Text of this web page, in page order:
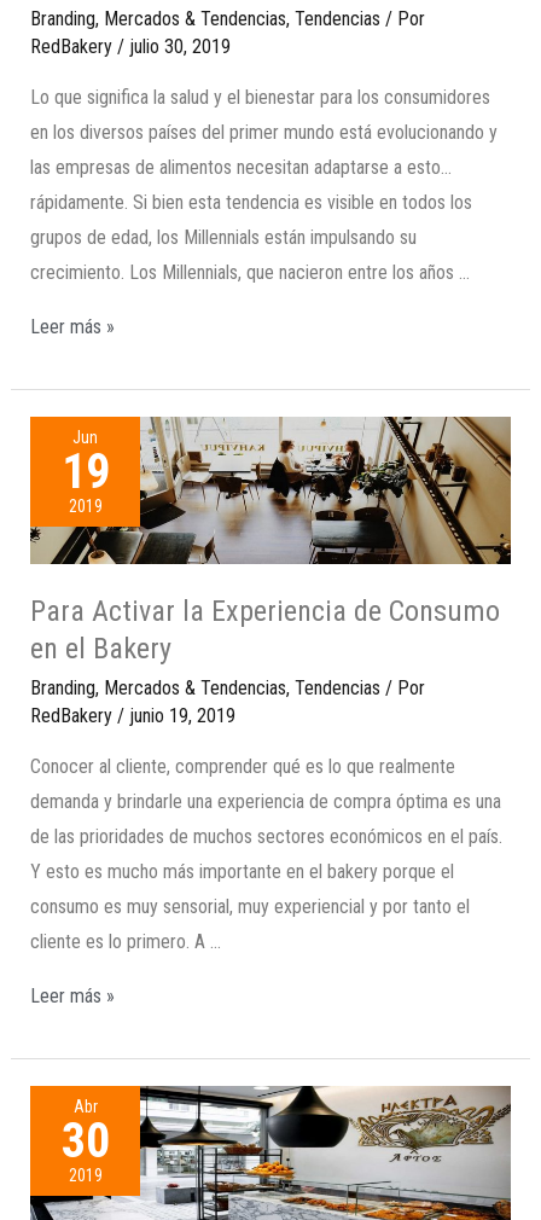
Branding, Mercados & Tendencias, Tendencias / Por
RedBakery / julio 30, 2019
Lo que significa la salud y el bienestar para los consumidores
en los diversos países del primer mundo está evolucionando y
las empresas de alimentos necesitan adaptarse a esto…
rápidamente. Si bien esta tendencia es visible en todos los
grupos de edad, los Millennials están impulsando su
crecimiento. Los Millennials, que nacieron entre los años …
Leer más »
Jun
19
2019
Para Activar la Experiencia de Consumo
en el Bakery
Branding, Mercados & Tendencias, Tendencias / Por
RedBakery / junio 19, 2019
Conocer al cliente, comprender qué es lo que realmente
demanda y brindarle una experiencia de compra óptima es una
de las prioridades de muchos sectores económicos en el país.
Y esto es mucho más importante en el bakery porque el
consumo es muy sensorial, muy experiencial y por tanto el
cliente es lo primero. A …
Leer más »
Abr
30
2019